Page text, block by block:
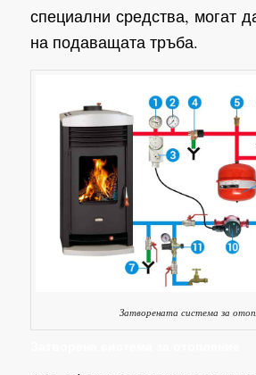
специални средства, могат
на подаващата тръба.
Затворената система за